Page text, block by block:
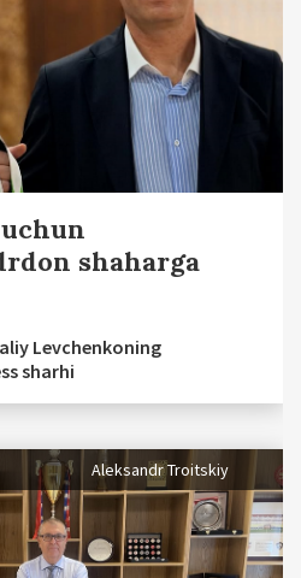
uchun
shaharga
Levchenkoning
sharhi
Aleksandr Troitskiy